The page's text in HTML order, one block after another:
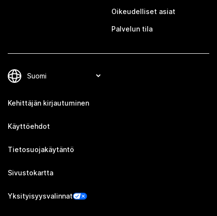
Oikeudelliset asiat
Palvelun tila
Kehittäjän kirjautuminen
Käyttöehdot
Tietosuojakäytäntö
Sivustokartta
Yksityisyysvalinnat